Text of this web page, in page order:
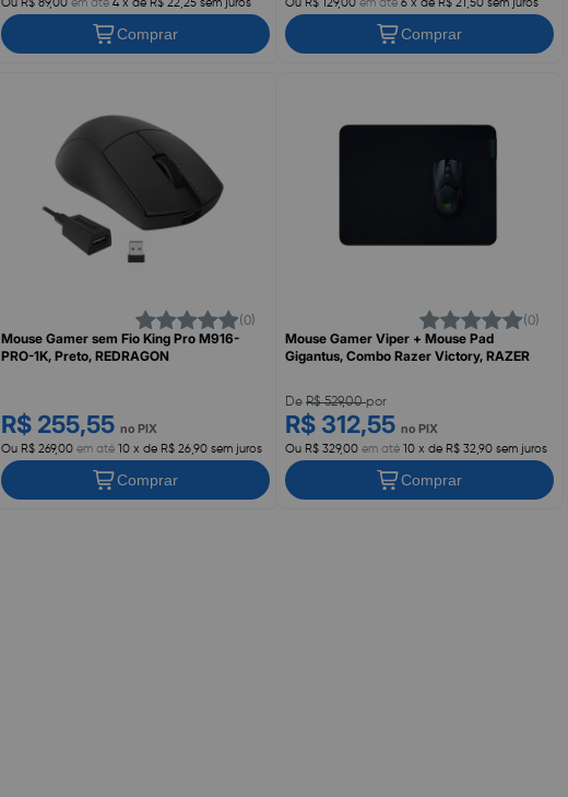
Ou R$ 89,00 em até 4 x de R$ 22,25 sem juros
Comprar
Ou R$ 129,00 em até 6 x de R$ 21,50 sem juros
Comprar
(0)
Mouse Gamer sem Fio King Pro M916-
PRO-1K, Preto, REDRAGON
R$ 255,55 no PIX
Ou R$ 269,00 em até 10 x de R$ 26,90 sem juros
Comprar
(0)
Mouse Gamer Viper + Mouse Pad
Gigantus, Combo Razer Victory, RAZER
De R$ 529,00por
R$ 312,55 no PIX
Ou R$ 329,00 em até 10 x de R$ 32,90 sem juros
Comprar